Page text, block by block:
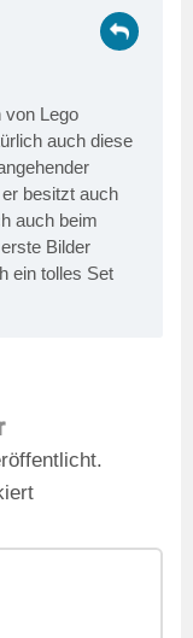
von Lego
auch diese
besitzt auch
auch beim
Bilder
ein tolles Set